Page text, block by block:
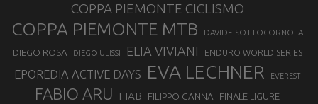
COPPA PIEMONTE CICLISMO
COPPA PIEMONTE MTB DAVIDE SOTTOCORNOLA
DIEGO ROSA DIEGO ULISSI ELIA VIVIANI ENDURO WORLD SERIES
EPOREDIA ACTIVE DAYS EVA LECHNER EVEREST
FABIO ARU FIAB FILIPPO GANNA FINALE LIGURE